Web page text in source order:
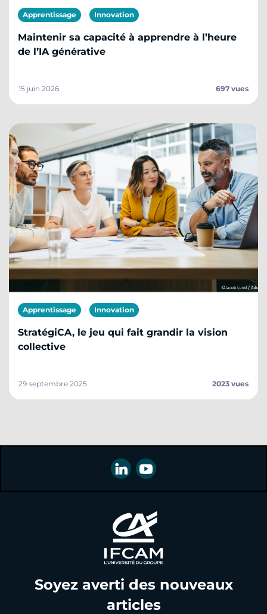
Apprentissage Innovation
Maintenir sa capacité à apprendre à l’heure
de l’IA générative
15 juin 2026 697 vues
Apprentissage Innovation
StratégiCA, le jeu qui fait grandir la vision
collective
29 septembre 2025 2023 vues
Soyez averti des nouveaux
articles